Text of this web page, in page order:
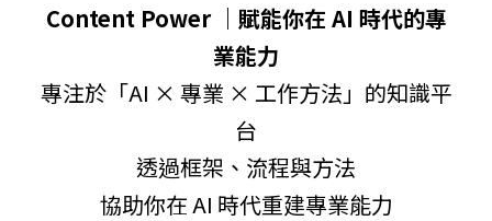
Content Power ｜賦能你在 AI 時代的專
業能力
專注於「AI × 專業 × 工作方法」的知識平
台
透過框架、流程與方法
協助你在 AI 時代重建專業能力